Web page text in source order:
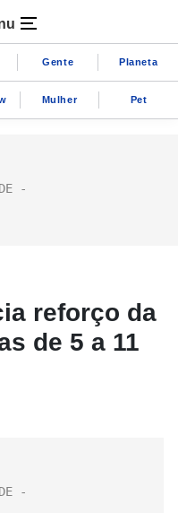
Gente Planeta
Mulher Pet
reforço da
de 5 a 11